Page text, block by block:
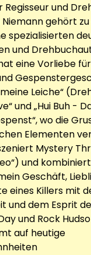
Regisseur und
gehört
spezialisierten
und
eine Vorliebe
Leiche“
und „Hui Buh -
wo die
Elementen
Mystery
und
Geschäft,
eines Killers mit
und dem Esprit
und Rock
auf heutige